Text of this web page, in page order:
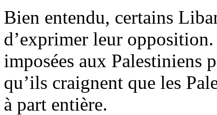
Bien entendu, certains
d’exprimer leur
imposées aux Palestiniens
qu’ils craignent que les
à part entière.